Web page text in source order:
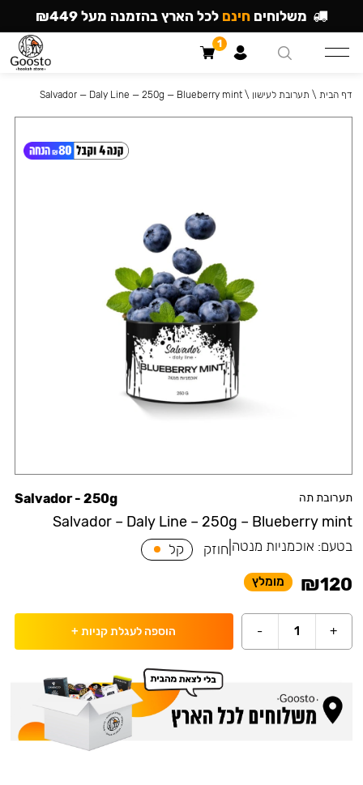
תערובת תה
Salvador – Daly Line – 250g – Blueberry mint
Salvador - 250g
בטעם: אוכמניות מנטה חוזק קל
₪120 מומלץ
+
1
- הוספה לעגלת קניות +
דף הבית \ תערובת לעישון \
Salvador — Daly Line — 250g — Blueberry mint
משלוחים חינם לכל הארץ בהזמנה מעל ₪449
1